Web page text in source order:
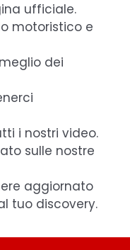
ufficiale.
motoristico e
dei
i nostri video.
sulle nostre
aggiornato
tuo discovery.